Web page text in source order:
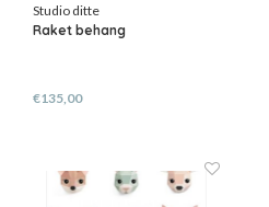
Studio ditte
Raket behang
€135,00